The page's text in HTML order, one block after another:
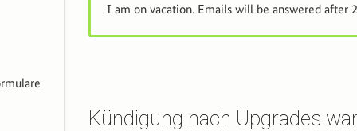
I am on vacation. Emails will be answered after
Kündigung nach Upgrades